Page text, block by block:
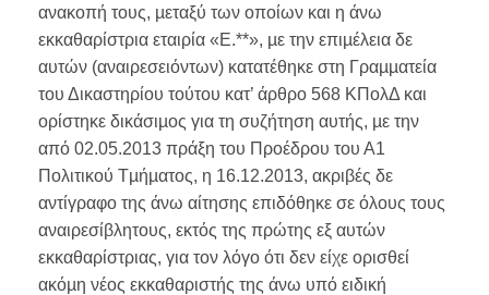
ανακοπή τους, µεταξύ των οποίων και η άνω
εκκαθαρίστρια εταιρία «Ε.**», µε την επιµέλεια δε
αυτών (αναιρεσειόντων) κατατέθηκε στη Γραµµατεία
του Δικαστηρίου τούτου κατ’ άρθρο 568 ΚΠολΔ και
ορίστηκε δικάσιµος για τη συζήτηση αυτής, µε την
από 02.05.2013 πράξη του Προέδρου του Α1
Πολιτικού Τµήµατος, η 16.12.2013, ακριβές δε
αντίγραφο της άνω αίτησης επιδόθηκε σε όλους τους
αναιρεσίβλητους, εκτός της πρώτης εξ αυτών
εκκαθαρίστριας, για τον λόγο ότι δεν είχε ορισθεί
ακόµη νέος εκκαθαριστής της άνω υπό ειδική